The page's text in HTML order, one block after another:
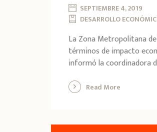
SEPTIEMBRE 4, 2019
DESARROLLO
La Zona Metropolitana
términos de impacto
informó la coordinadora
Read More